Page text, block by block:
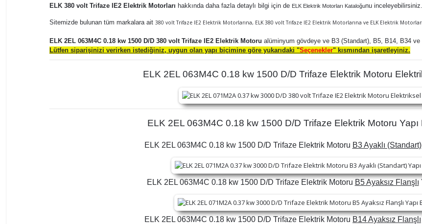
ELK 380 volt Trifaze IE2 Elektrik Motorları hakkında daha fazla detaylı bilgi için de ELK Elektrik Motorları Kataloğunu inceleyebilirsiniz.
Sitemizde bulunan tüm markalara ait 380 volt Trifaze IE2 Elektrik Motorlarına, ELK 380 volt Trifaze IE2 Elektrik Motorlarına ve ELK Elektrik Motorları
ELK 2EL 063M4C 0.18 kw 1500 D/D 380 volt Trifaze IE2 Elektrik Motoru alüminyum gövdeye ve B3 (Standart), B5, B14, B34
Lütfen siparişinizi verirken istediğiniz, uygun olan yapı biçimine göre yukarıdaki "Seçenekler" kısmından işaretleyiniz.
ELK 2EL 063M4C 0.18 kw 1500 D/D Trifaze Elektrik Motoru
ELK 2EL 063M4C 0.18 kw 1500 D/D Trifaze Elektrik Motoru Yapı
ELK 2EL 063M4C 0.18 kw 1500 D/D Trifaze Elektrik Motoru B3 Ayaklı (Standart)
ELK 2EL 063M4C 0.18 kw 1500 D/D Trifaze Elektrik Motoru B5 Ayaksız Flanşlı
ELK 2EL 063M4C 0.18 kw 1500 D/D Trifaze Elektrik Motoru B14 Ayaksız Flanşlı